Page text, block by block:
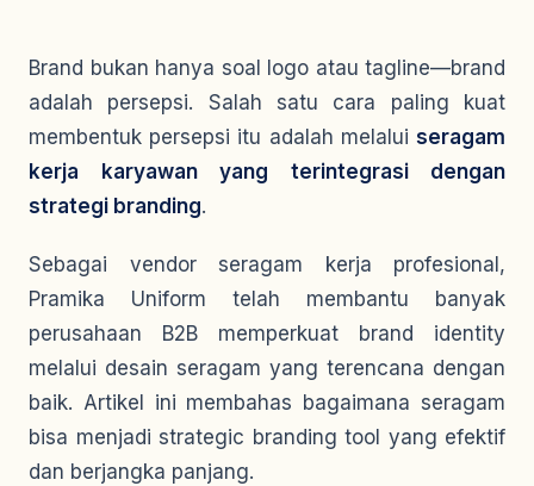
Brand bukan hanya soal logo atau tagline—brand
adalah persepsi. Salah satu cara paling kuat
membentuk persepsi itu adalah melalui seragam
kerja karyawan yang terintegrasi dengan
strategi branding.
Sebagai vendor seragam kerja profesional,
Pramika Uniform telah membantu banyak
perusahaan B2B memperkuat brand identity
melalui desain seragam yang terencana dengan
baik. Artikel ini membahas bagaimana seragam
bisa menjadi strategic branding tool yang efektif
dan berjangka panjang.